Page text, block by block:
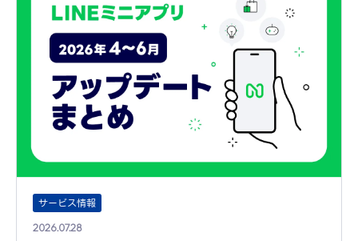
サービス情報
2026.07.28